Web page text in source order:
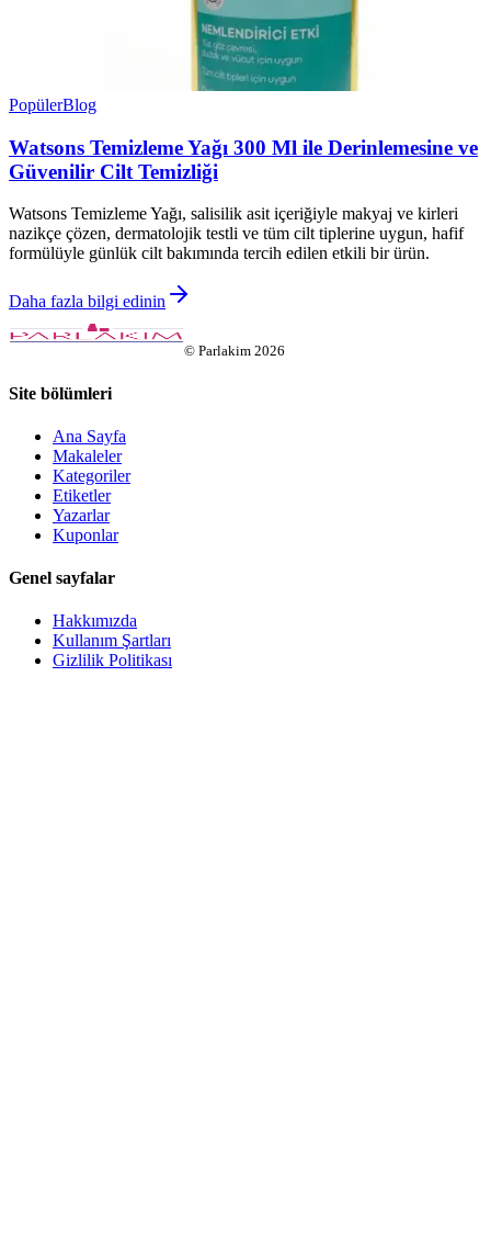
PopülerBlog
Watsons Temizleme Yağı 300 Ml ile Derinlemesine ve
Güvenilir Cilt Temizliği
Watsons Temizleme Yağı, salisilik asit içeriğiyle makyaj ve kirleri
nazikçe çözen, dermatolojik testli ve tüm cilt tiplerine uygun, hafif
formülüyle günlük cilt bakımında tercih edilen etkili bir ürün.
Daha fazla bilgi edinin
© Parlakim 2026
Site bölümleri
Ana Sayfa
Makaleler
Kategoriler
Etiketler
Yazarlar
Kuponlar
Genel sayfalar
Hakkımızda
Kullanım Şartları
Gizlilik Politikası